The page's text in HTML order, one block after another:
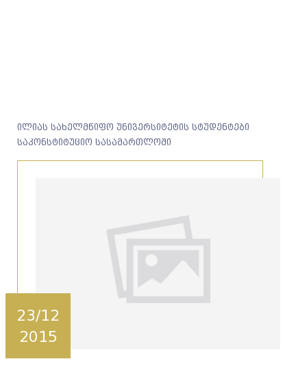
ილიას სახელმწიფო უნივერსიტეტის სტუდენტები
საკონსტიტუციო სასამართლოში
23/12
2015